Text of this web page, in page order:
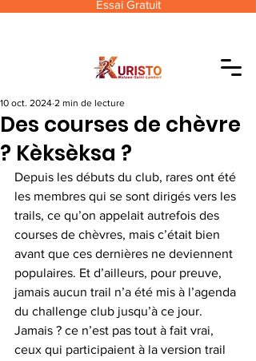
Essai Gratuit
Des courses de chèvre
? Kèksèksa ?
10 oct. 2024 2 min de lecture
Depuis les débuts du club, rares ont été
les membres qui se sont dirigés vers les
trails, ce qu’on appelait autrefois des
courses de chèvres, mais c’était bien
avant que ces dernières ne deviennent
populaires. Et d’ailleurs, pour preuve,
jamais aucun trail n’a été mis à l’agenda
du challenge club jusqu’à ce jour.
Jamais ? ce n’est pas tout à fait vrai,
ceux qui participaient à la version trail